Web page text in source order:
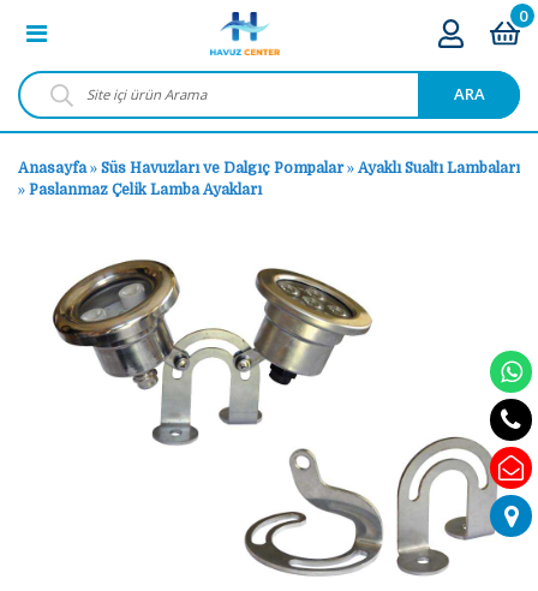
ARA
0
Anasayfa» Süs Havuzları ve Dalgıç Pompalar» Ayaklı Sualtı Lambaları
» Paslanmaz Çelik Lamba Ayakları